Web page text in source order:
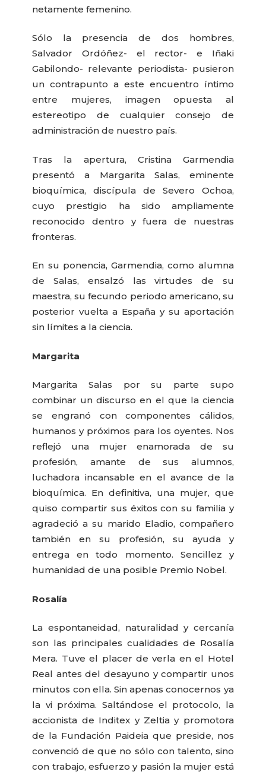
netamente femenino.
Sólo la presencia de dos hombres,
Salvador Ordóñez- el rector- e Iñaki
Gabilondo- relevante periodista- pusieron
un contrapunto a este encuentro íntimo
entre mujeres, imagen opuesta al
estereotipo de cualquier consejo de
administración de nuestro país.
Tras la apertura, Cristina Garmendia
presentó a Margarita Salas, eminente
bioquímica, discípula de Severo Ochoa,
cuyo prestigio ha sido ampliamente
reconocido dentro y fuera de nuestras
fronteras.
En su ponencia, Garmendia, como alumna
de Salas, ensalzó las virtudes de su
maestra, su fecundo periodo americano, su
posterior vuelta a España y su aportación
sin límites a la ciencia.
Margarita
Margarita Salas por su parte supo
combinar un discurso en el que la ciencia
se engranó con componentes cálidos,
humanos y próximos para los oyentes. Nos
reflejó una mujer enamorada de su
profesión, amante de sus alumnos,
luchadora incansable en el avance de la
bioquímica. En definitiva, una mujer, que
quiso compartir sus éxitos con su familia y
agradeció a su marido Eladio, compañero
también en su profesión, su ayuda y
entrega en todo momento. Sencillez y
humanidad de una posible Premio Nobel.
Rosalía
La espontaneidad, naturalidad y cercanía
son las principales cualidades de Rosalía
Mera. Tuve el placer de verla en el Hotel
Real antes del desayuno y compartir unos
minutos con ella. Sin apenas conocernos ya
la vi próxima. Saltándose el protocolo, la
accionista de Inditex y Zeltia y promotora
de la Fundación Paideia que preside, nos
convenció de que no sólo con talento, sino
con trabajo, esfuerzo y pasión la mujer está